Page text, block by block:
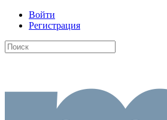
Войти
Регистрация